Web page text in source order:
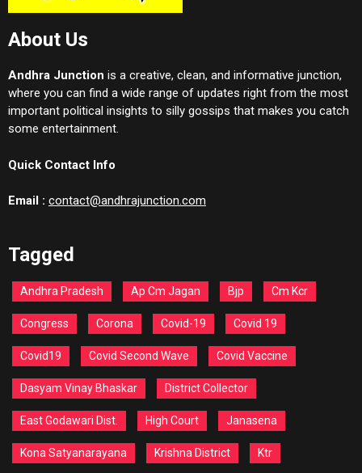
About Us
Andhra Junction is a creative, clean, and informative junction,
where you can find a wide range of updates right from the most
important political insights to silly gossips that makes you catch
some entertainment.
Quick Contact Info
Email : contact@andhrajunction.com
Tagged
Andhra Pradesh Ap Cm Jagan Bjp Cm Kcr
Congress Corona Covid-19 Covid 19
Covid19 Covid Second Wave Covid Vaccine
Dasyam Vinay Bhaskar District Collector
East Godawari Dist. High Court Janasena
Kona Satyanarayana Krishna District Ktr